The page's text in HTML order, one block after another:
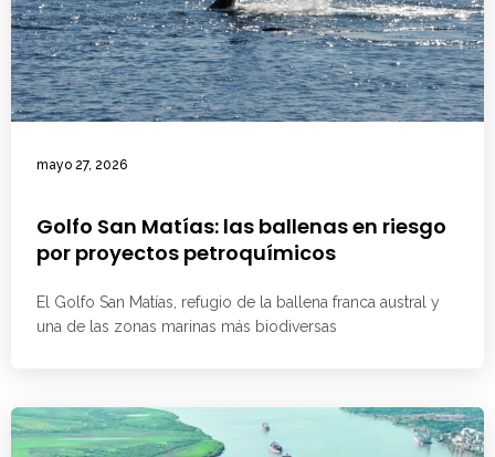
mayo 27, 2026
Golfo San Matías: las ballenas en riesgo
por proyectos petroquímicos
El Golfo San Matías, refugio de la ballena franca austral y
una de las zonas marinas más biodiversas